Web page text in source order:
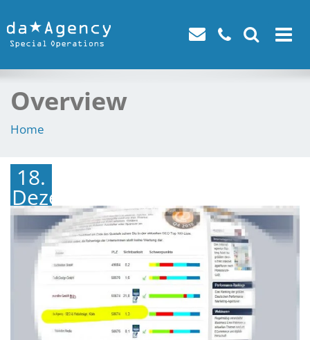
Toggle
Overview
Home
18.
Dezember
2018